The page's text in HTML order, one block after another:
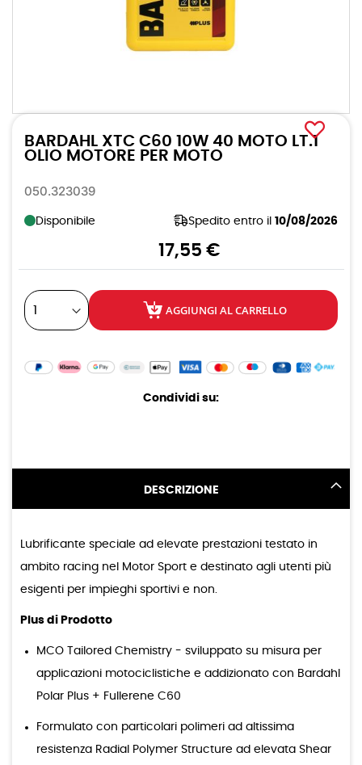
della
galleria
BARDAHL XTC C60 10W 40 MOTO LT.1
OLIO MOTORE PER MOTO
050.323039
Disponibile Spedito entro il 10/08/2026
17,55 €
AGGIUNGI AL CARRELLO
Condividi su:
DESCRIZIONE
Lubrificante speciale ad elevate prestazioni testato in
ambito racing nel Motor Sport e destinato agli utenti più
esigenti per impieghi sportivi e non.
Plus di Prodotto
MCO Tailored Chemistry - sviluppato su misura per
applicazioni motociclistiche e addizionato con Bardahl
Polar Plus + Fullerene C60
Formulato con particolari polimeri ad altissima
resistenza Radial Polymer Structure ad elevata Shear